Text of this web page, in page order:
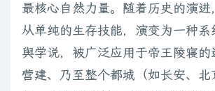
最核心自然力量。随着历史的演
从单纯的生存技能，演变为一种
舆学说，被广泛应用于帝王陵寝的
营建、乃至整个都城（如长安、北